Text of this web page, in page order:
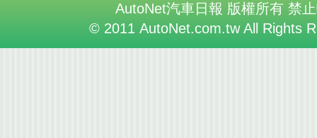
AutoNet汽車日報 版權所有 禁
© 2011 AutoNet.com.tw All Rights